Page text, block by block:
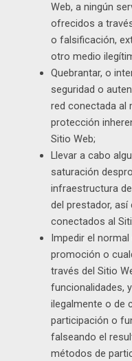
Web, a ningún
ofrecidos a
o falsificación,
otro medio
Quebrantar, o
seguridad o
red conectada al
protección
Sitio Web;
Llevar a cabo
saturación
infraestructura
del prestador,
conectados al
Impedir el
promoción o
través del Sitio
funcionalidades,
ilegalmente o de
participación o
falseando el
métodos de